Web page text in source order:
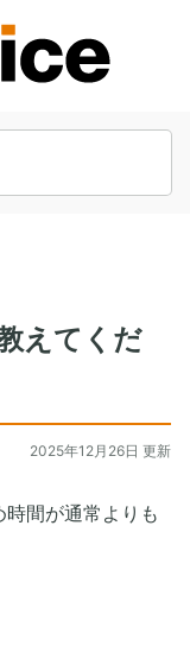
えてくだ
2025年12月26日 更新
間が通常よりも